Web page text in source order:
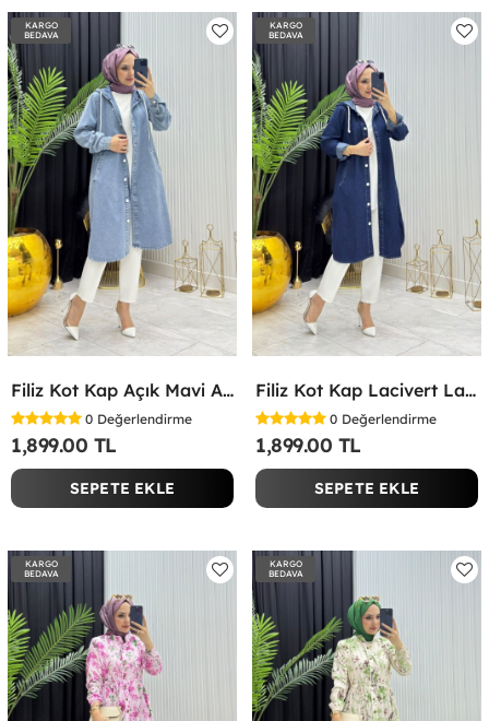
KARGO
BEDAVA
Filiz Kot Kap Açık Mavi Açık Mavi
0 Değerlendirme
1,899.00 TL
SEPETE EKLE
KARGO
BEDAVA
Filiz Kot Kap Lacivert Lacivert
0 Değerlendirme
1,899.00 TL
SEPETE EKLE
KARGO
BEDAVA
KARGO
BEDAVA